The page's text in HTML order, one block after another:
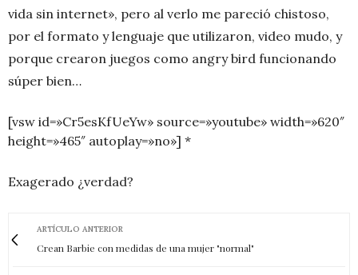
vida sin internet», pero al verlo me pareció chistoso,
por el formato y lenguaje que utilizaron, video mudo, y
porque crearon juegos como angry bird funcionando
súper bien…
[vsw id=»Cr5esKfUeYw» source=»youtube» width=»620″
height=»465″ autoplay=»no»] *
Exagerado ¿verdad?
ARTÍCULO ANTERIOR
Crean Barbie con medidas de una mujer "normal"